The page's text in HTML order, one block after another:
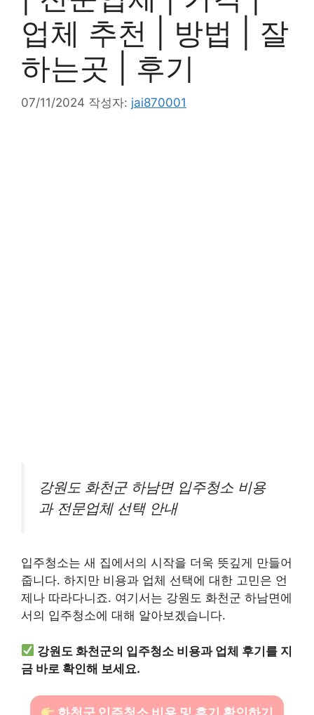
업체 추천 | 방법 | 잘
하는곳 | 후기
07/11/2024 작성자: jai870001
강원도 화천군 하남면 입주청소 비용
과 전문업체 선택 안내
입주청소는 새 집에서의 시작을 더욱 뜻깊게 만들어
줍니다. 하지만 비용과 업체 선택에 대한 고민은 언
제나 따라다니죠. 여기서는 강원도 화천군 하남면에
서의 입주청소에 대해 알아보겠습니다.
강원도 화천군의 입주청소 비용과 업체 후기를 지
금 바로 확인해 보세요.